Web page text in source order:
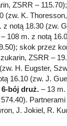
ZSRR –
(zw. K.
z notą 18.30 (zw.
108 m. z notą
skok przez
ZSRR –
H. Eugster,
16.10 (zw. J.
6-bój druż. – 13
J. Jokiel, R.